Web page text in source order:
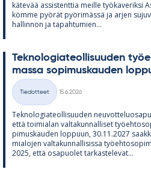
kä­te­vää as­sis­tent­tia meille työ­ka­ve­riksi
kömme pyö­rät pyö­ri­mässä ja ar­jen
hal­lin­non ja ta­pah­tu­mien...
Tek­no­lo­gia­teol­li­suu­den
massa so­pi­mus­kau­den
Kategoriat
Tiedotteet
15.6.2026
Tek­no­lo­gia­teol­li­suu­den
että toi­mia­lan val­ta­kun­nal­li­set
pi­mus­kau­den lop­puun, 30.11.2027
mia­lo­jen val­ta­kun­nal­li­sissa
2025, että os­a­puo­let tar­kas­te­le­vat...